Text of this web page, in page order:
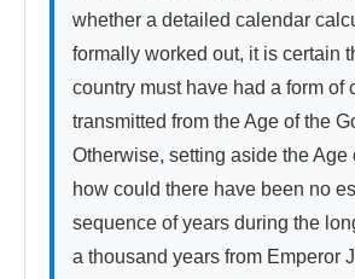
whether a detailed calendar
formally worked out, it is certain
country must have had a form of
transmitted from the Age of the
Otherwise, setting aside the Age
how could there have been no
sequence of years during the
a thousand years from Emperor